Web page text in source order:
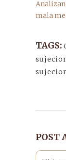
mala
TAGS:
POST